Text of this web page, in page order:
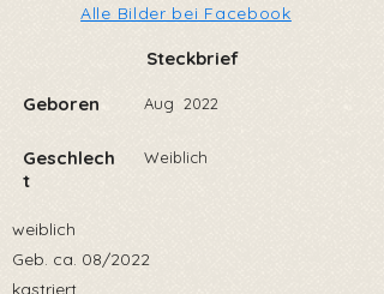
Alle Bilder bei Facebook
Steckbrief
Geboren
Geschlech
t
Aug 2022
Weiblich
weiblich
Geb. ca. 08/2022
kastriert